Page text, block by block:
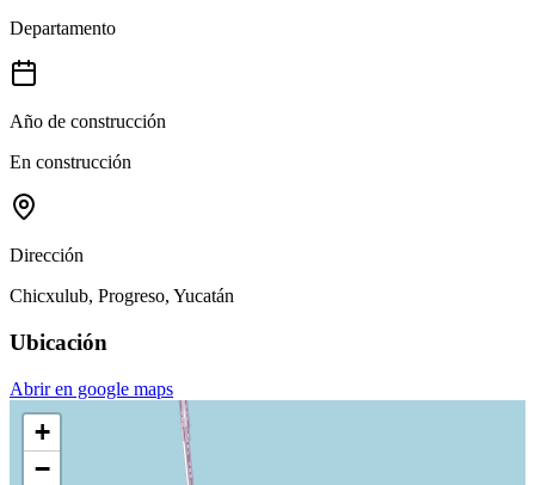
Departamento
Año de construcción
En construcción
Dirección
Chicxulub, Progreso, Yucatán
Ubicación
Abrir en google maps
+
−